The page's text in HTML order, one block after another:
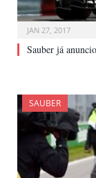
JAN 27, 2017
Sauber já
SAUBER